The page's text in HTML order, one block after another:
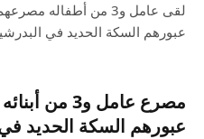
لقى عامل و3 من أطفاله
عبورهم السكة الحديد في
مصرع عامل
عبورهم السكة الحديد